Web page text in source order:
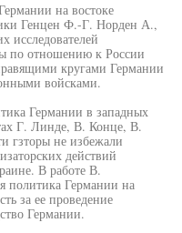
на востоке
Генцен Ф.-Г. Норден А.,
исследователей
по отношению к России
кругами Германии
войсками.
Германии в западных
Г. Линде, В. Конце, В.
гзторы не избежали
действий
В работе В.
политика Германии на
за ее проведение
Германии.